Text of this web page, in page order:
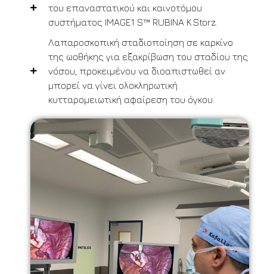
του επαναστατικού και καινοτόμου
συστήματος IMAGE1 S™ RUBINA K.Storz.
Λαπαροσκοπική σταδιοποίηση σε καρκίνο
της ωοθήκης για εξακρίβωση του σταδίου της
νόσου, προκειμένου να διοαπιστωθεί αν
μπορεί να γίνει ολοκληρωτική
κυτταρομειωτική αφαίρεση του όγκου.